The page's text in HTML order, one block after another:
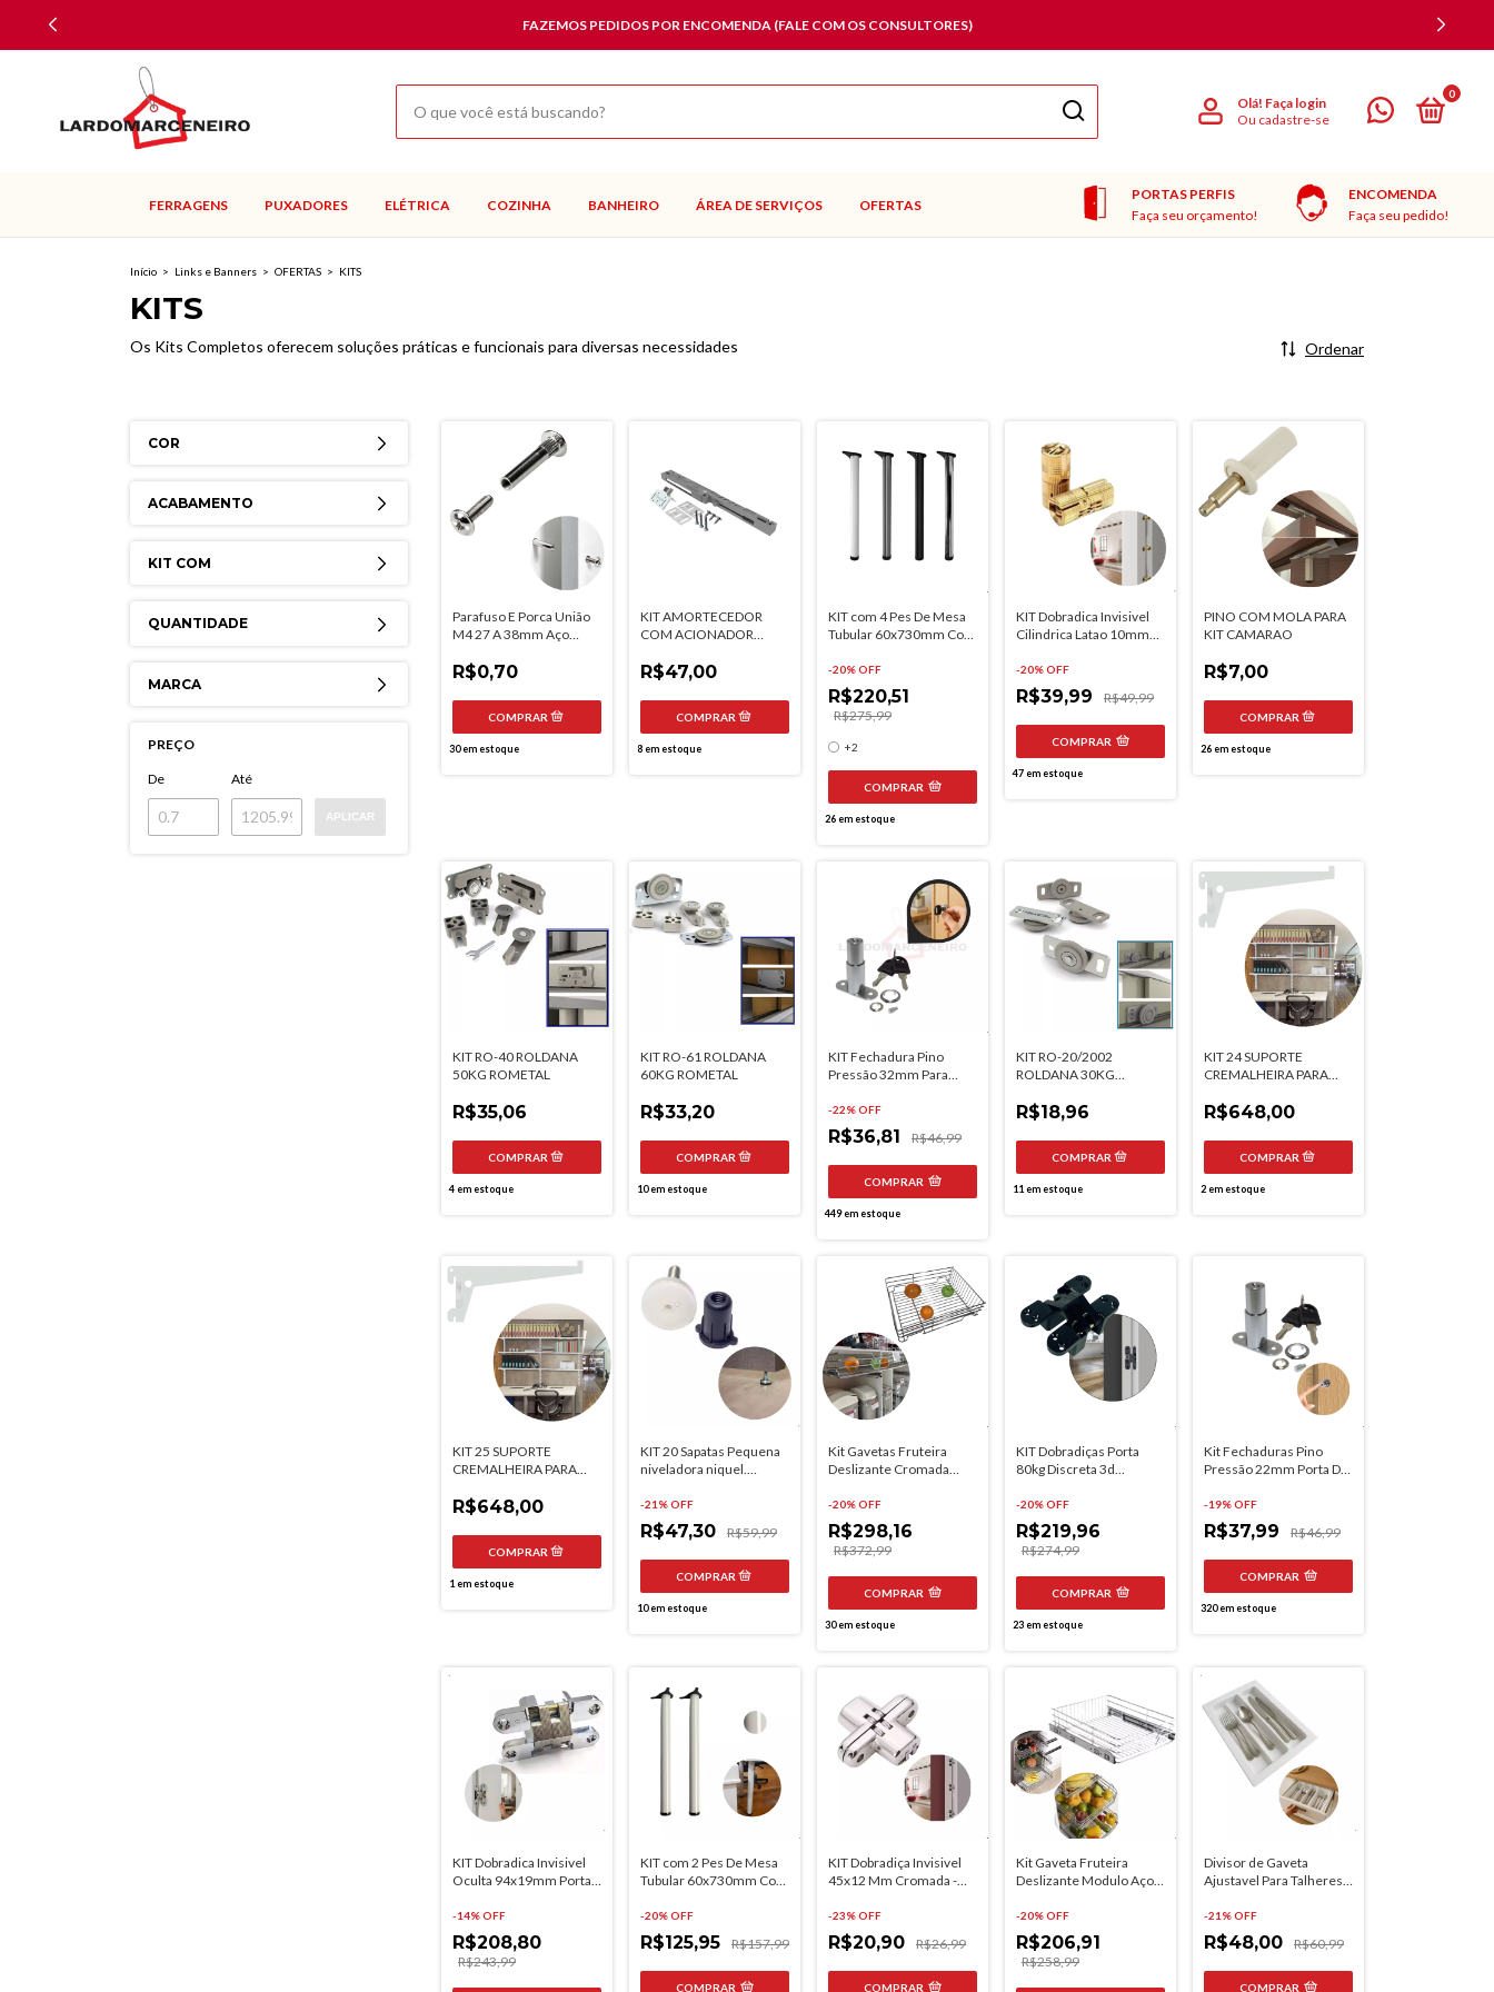
PAGAMENTOS VIA PIX 10% OFF
Olá! Faça login
Ou cadastre-se
0
FERRAGENS PUXADORES ELÉTRICA COZINHA BANHEIRO ÁREA DE SERVIÇOS OFERTAS
PORTAS PERFIS
Faça seu orçamento!
ENCOMENDA
Faça seu pedido!
Início > Links e Banners > OFERTAS > KITS
KITS
Os Kits Completos oferecem soluções práticas e funcionais para diversas necessidades Ordenar
COR
ACABAMENTO
KIT COM
QUANTIDADE
MARCA
PREÇO
De Até
APLICAR
Parafuso E Porca União
M4 27 A 38mm Aço
R$0,70
30em estoque
KIT AMORTECEDOR
COM ACIONADOR
R$47,00
8em estoque
KIT com 4 Pes De Mesa
Tubular 60x730mm Com
-20% OFF
R$220,51
R$275,99
+2
COMPRAR
26em estoque
KIT Dobradica Invisivel
Cilindrica Latao 10mm
-20% OFF
R$39,99 R$49,99
COMPRAR
47em estoque
PINO COM MOLA PARA
KIT CAMARAO
R$7,00
26em estoque
KIT RO-40 ROLDANA
50KG ROMETAL
R$35,06
4em estoque
KIT RO-61 ROLDANA
60KG ROMETAL
R$33,20
10em estoque
KIT Fechadura Pino
Pressão 32mm Para
-22% OFF
R$36,81 R$46,99
COMPRAR
449em estoque
KIT RO-20/2002
ROLDANA 30KG
R$18,96
11 em estoque
KIT 24 SUPORTE
CREMALHEIRA PARA
BRANCO
R$648,00
2em estoque
KIT 25 SUPORTE
CREMALHEIRA PARA
BRANCO
R$648,00
1 em estoque
KIT 20 Sapatas Pequena
niveladora niquel.
-21 % OFF
R$47,30 R$59,99
10em estoque
Kit Gavetas Fruteira
Deslizante Cromada
-20% OFF
R$298,16
R$372,99
COMPRAR
30em estoque
KIT Dobradiças Porta
80kg Discreta 3d
-20% OFF
R$219,96
R$274,99
COMPRAR
23em estoque
Kit Fechaduras Pino
Pressão 22mm Porta De
-19% OFF
R$37,99 R$46,99
COMPRAR
320em estoque
KIT Dobradica Invisivel
Oculta 94x19mm Portas
-14% OFF
R$208,80
R$243,99
KIT com 2 Pes De Mesa
Tubular 60x730mm Com
-20% OFF
R$125,95 R$157,99
COMPRAR
KIT Dobradiça Invisivel
45x12 Mm Cromada -
-23% OFF
R$20,90 R$26,99
COMPRAR
Kit Gaveta Fruteira
Deslizante Modulo Aço
-20% OFF
R$206,91
R$258,99
Divisor de Gaveta
Ajustavel Para Talheres
-21 % OFF
R$48,00 R$60,99
COMPRAR